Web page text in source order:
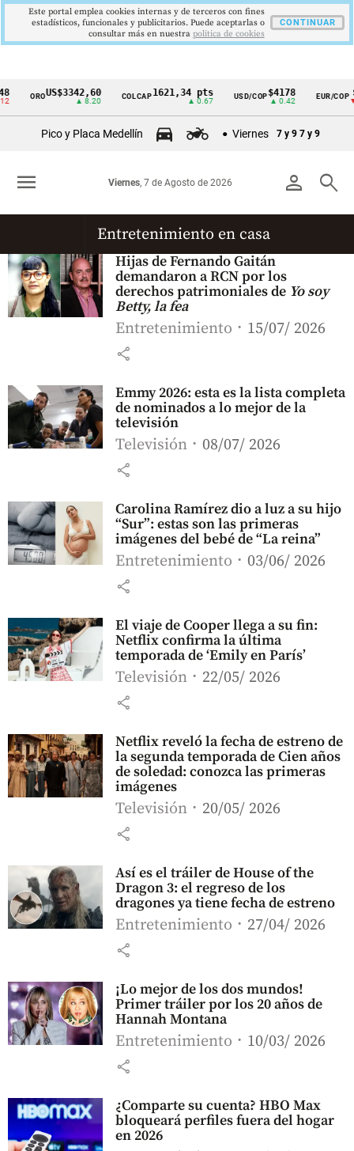
Cintillo
Colombia
OROUS$3342,60
▲ 8.20
COLCAP1621,34 pts
▲ 0.67
USD/COP$4178
▲ 0.42
EUR/COP
▼
Pico y Placa Medellín Viernes 7 y 9 7 y 9
person search
Viernes, 7 de Agosto de 2026
menu
Entretenimiento en casa
Hijas de Fernando Gaitán
demandaron a RCN por los
derechos patrimoniales de Yo soy
Betty, la fea
Entretenimiento 15/07/ 2026
share
Emmy 2026: esta es la lista completa
de nominados a lo mejor de la
televisión
Televisión 08/07/ 2026
share
Carolina Ramírez dio a luz a su hijo
“Sur”: estas son las primeras
imágenes del bebé de “La reina”
Entretenimiento 03/06/ 2026
share
El viaje de Cooper llega a su fin:
Netflix confirma la última
temporada de ‘Emily en París’
Televisión 22/05/ 2026
share
Netflix reveló la fecha de estreno de
la segunda temporada de Cien años
de soledad: conozca las primeras
imágenes
Televisión 20/05/ 2026
share
Así es el tráiler de House of the
Dragon 3: el regreso de los
dragones ya tiene fecha de estreno
Entretenimiento 27/04/ 2026
share
¡Lo mejor de los dos mundos!
Primer tráiler por los 20 años de
Hannah Montana
Entretenimiento 10/03/ 2026
share
¿Comparte su cuenta? HBO Max
bloqueará perfiles fuera del hogar
en 2026
Este portal emplea cookies internas y de terceros con fines
estadísticos, funcionales y publicitarios. Puede aceptarlas o
consultar más en nuestra politica de cookies
CONTINUAR